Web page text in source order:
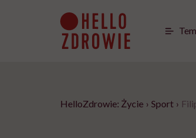
HelloZdrowie: Życie › Sport ›